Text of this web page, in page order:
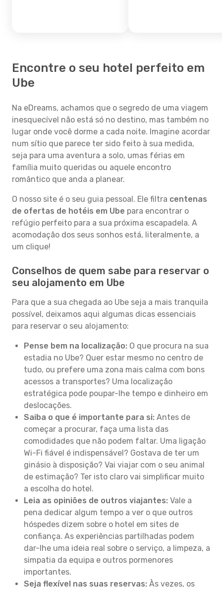
Encontre o seu hotel perfeito em
Ube
Na eDreams, achamos que o segredo de uma viagem
inesquecível não está só no destino, mas também no
lugar onde você dorme a cada noite. Imagine acordar
num sítio que parece ter sido feito à sua medida,
seja para uma aventura a solo, umas férias em
família muito queridas ou aquele encontro
romântico que anda a planear.
O nosso site é o seu guia pessoal. Ele filtra centenas
de ofertas de hotéis em Ube para encontrar o
refúgio perfeito para a sua próxima escapadela. A
acomodação dos seus sonhos está, literalmente, a
um clique!
Conselhos de quem sabe para reservar o
seu alojamento em Ube
Para que a sua chegada ao Ube seja a mais tranquila
possível, deixamos aqui algumas dicas essenciais
para reservar o seu alojamento:
Pense bem na localização: O que procura na sua
estadia no Ube? Quer estar mesmo no centro de
tudo, ou prefere uma zona mais calma com bons
acessos a transportes? Uma localização
estratégica pode poupar-lhe tempo e dinheiro em
deslocações.
Saiba o que é importante para si: Antes de
começar a procurar, faça uma lista das
comodidades que não podem faltar. Uma ligação
Wi-Fi fiável é indispensável? Gostava de ter um
ginásio à disposição? Vai viajar com o seu animal
de estimação? Ter isto claro vai simplificar muito
a escolha do hotel.
Leia as opiniões de outros viajantes: Vale a
pena dedicar algum tempo a ver o que outros
hóspedes dizem sobre o hotel em sites de
confiança. As experiências partilhadas podem
dar-lhe uma ideia real sobre o serviço, a limpeza, a
simpatia da equipa e outros pormenores
importantes.
Seja flexível nas suas reservas: Às vezes, os